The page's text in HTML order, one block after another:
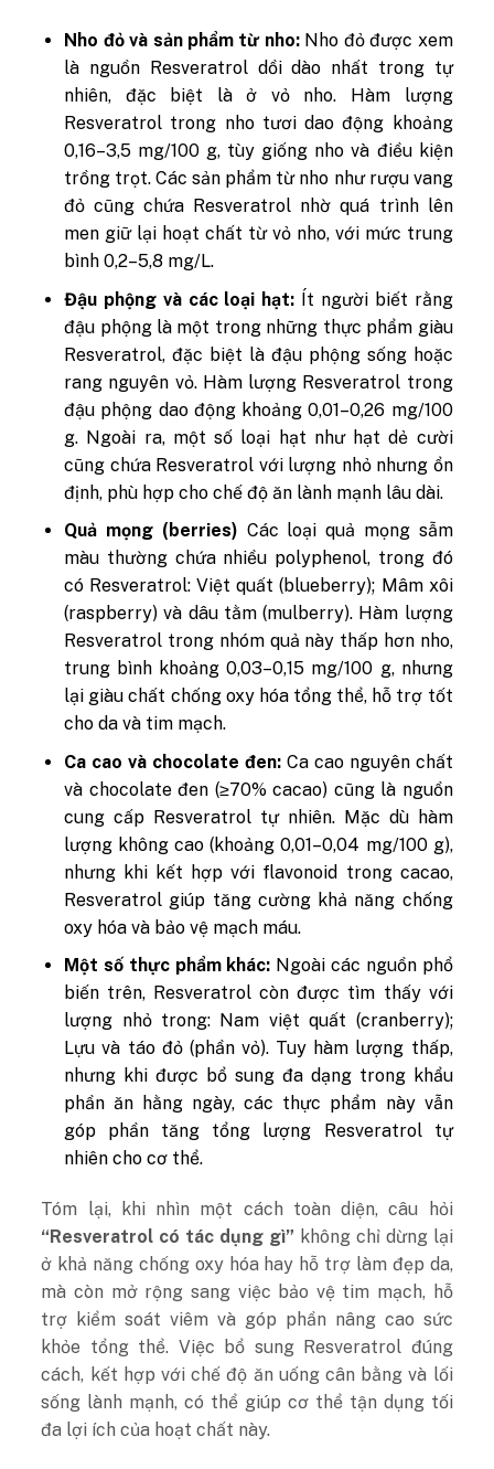
Nho đỏ và sản phẩm từ nho: Nho đỏ được xem
là nguồn Resveratrol dồi dào nhất trong tự
nhiên, đặc biệt là ở vỏ nho. Hàm lượng
Resveratrol trong nho tươi dao động khoảng
0,16–3,5 mg/100 g, tùy giống nho và điều kiện
trồng trọt. Các sản phẩm từ nho như rượu vang
đỏ cũng chứa Resveratrol nhờ quá trình lên
men giữ lại hoạt chất từ vỏ nho, với mức trung
bình 0,2–5,8 mg/L.
Đậu phộng và các loại hạt: Ít người biết rằng
đậu phộng là một trong những thực phẩm giàu
Resveratrol, đặc biệt là đậu phộng sống hoặc
rang nguyên vỏ. Hàm lượng Resveratrol trong
đậu phộng dao động khoảng 0,01–0,26 mg/100
g. Ngoài ra, một số loại hạt như hạt dẻ cười
cũng chứa Resveratrol với lượng nhỏ nhưng ổn
định, phù hợp cho chế độ ăn lành mạnh lâu dài.
Quả mọng (berries) Các loại quả mọng sẫm
màu thường chứa nhiều polyphenol, trong đó
có Resveratrol: Việt quất (blueberry); Mâm xôi
(raspberry) và dâu tằm (mulberry). Hàm lượng
Resveratrol trong nhóm quả này thấp hơn nho,
trung bình khoảng 0,03–0,15 mg/100 g, nhưng
lại giàu chất chống oxy hóa tổng thể, hỗ trợ tốt
cho da và tim mạch.
Ca cao và chocolate đen: Ca cao nguyên chất
và chocolate đen (≥70% cacao) cũng là nguồn
cung cấp Resveratrol tự nhiên. Mặc dù hàm
lượng không cao (khoảng 0,01–0,04 mg/100 g),
nhưng khi kết hợp với flavonoid trong cacao,
Resveratrol giúp tăng cường khả năng chống
oxy hóa và bảo vệ mạch máu.
Một số thực phẩm khác: Ngoài các nguồn phổ
biến trên, Resveratrol còn được tìm thấy với
lượng nhỏ trong: Nam việt quất (cranberry);
Lựu và táo đỏ (phần vỏ). Tuy hàm lượng thấp,
nhưng khi được bổ sung đa dạng trong khẩu
phần ăn hằng ngày, các thực phẩm này vẫn
góp phần tăng tổng lượng Resveratrol tự
nhiên cho cơ thể.
Tóm lại, khi nhìn một cách toàn diện, câu hỏi
“Resveratrol có tác dụng gì” không chỉ dừng lại
ở khả năng chống oxy hóa hay hỗ trợ làm đẹp da,
mà còn mở rộng sang việc bảo vệ tim mạch, hỗ
trợ kiểm soát viêm và góp phần nâng cao sức
khỏe tổng thể. Việc bổ sung Resveratrol đúng
cách, kết hợp với chế độ ăn uống cân bằng và lối
sống lành mạnh, có thể giúp cơ thể tận dụng tối
đa lợi ích của hoạt chất này.